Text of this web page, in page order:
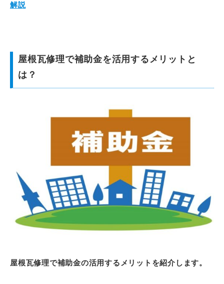
解説
屋根瓦修理で補助金を活用するメリットと
は？
屋根瓦修理で補助金の活用するメリットを紹介します。